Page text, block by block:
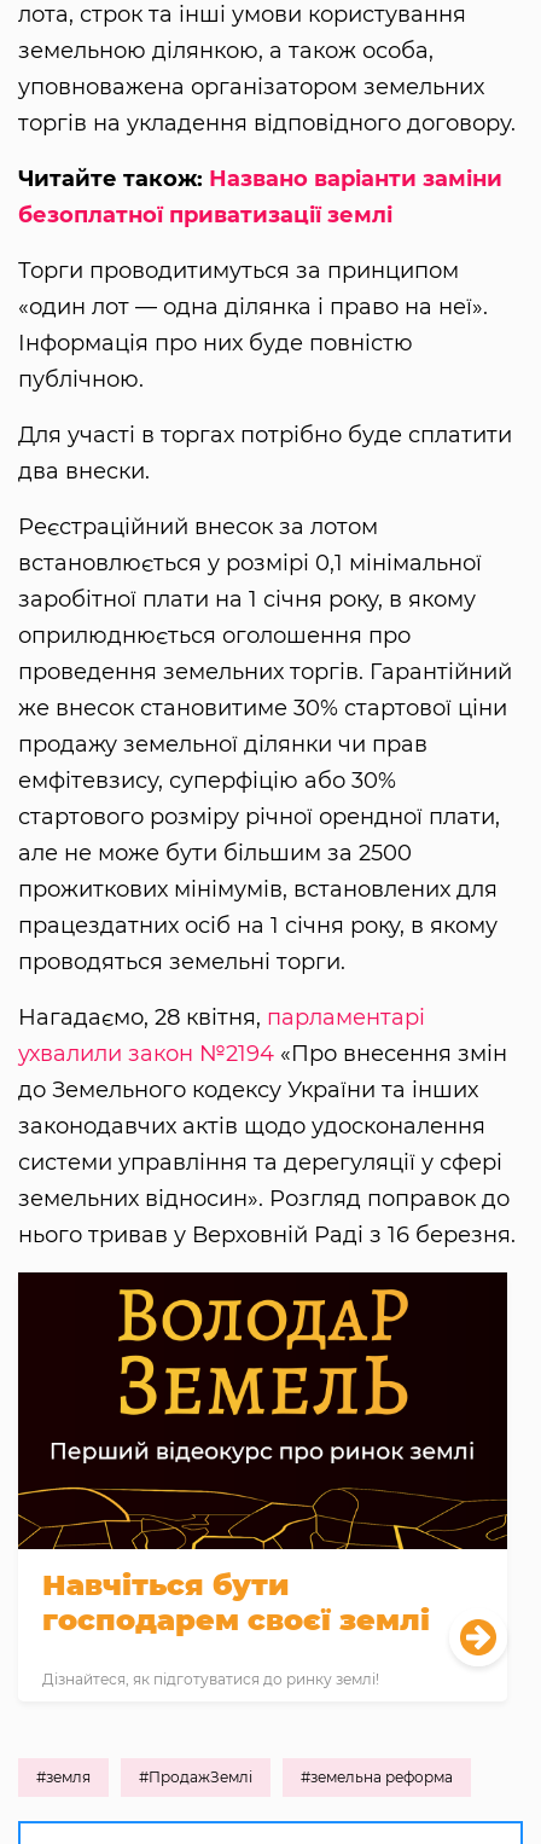
лота, строк та інші умови користування
земельною ділянкою, а також особа,
уповноважена організатором земельних
торгів на укладення відповідного договору.
Читайте також: Названо варіанти заміни
безоплатної приватизації землі
Торги проводитимуться за принципом
«один лот — одна ділянка і право на неї».
Інформація про них буде повністю
публічною.
Для участі в торгах потрібно буде сплатити
два внески.
Реєстраційний внесок за лотом
встановлюється у розмірі 0,1 мінімальної
заробітної плати на 1 січня року, в якому
оприлюднюється оголошення про
проведення земельних торгів. Гарантійний
же внесок становитиме 30% стартової ціни
продажу земельної ділянки чи прав
емфітевзису, суперфіцію або 30%
стартового розміру річної орендної плати,
але не може бути більшим за 2500
прожиткових мінімумів, встановлених для
працездатних осіб на 1 січня року, в якому
проводяться земельні торги.
Нагадаємо, 28 квітня, парламентарі
ухвалили закон №2194 «Про внесення змін
до Земельного кодексу України та інших
законодавчих актів щодо удосконалення
системи управління та дерегуляції у сфері
земельних відносин». Розгляд поправок до
нього тривав у Верховній Раді з 16 березня.
Навчіться бути
господарем своєї землі
Дізнайтеся, як підготуватися до ринку землі!
#земля #ПродажЗемлі #земельна реформа